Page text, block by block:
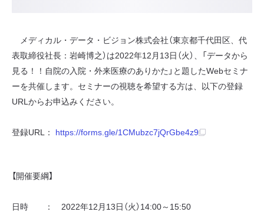
メディカル・データ・ビジョン株式会社（東京都千代田区、代
表取締役社長：岩崎博之）は2022年12月13日（火）、「データから
見る！！自院の入院・外来医療のありかた」と題したWebセミナ
ーを共催します。セミナーの視聴を希望する方は、以下の登録
URLからお申込みください。
登録URL： https://forms.gle/1CMubzc7jQrGbe4z9
【開催要綱】
日時 ： 2022年12月13日（火）14:00～15:50